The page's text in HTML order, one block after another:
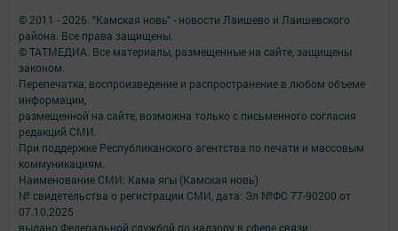
© 2011 - 2026. "Камская новь" - новости Лаишево и Лаишевского
района. Все права защищены.
© ТАТМЕДИА. Все материалы, размещенные на сайте, защищены
законом.
Перепечатка, воспроизведение и распространение в любом объеме
информации,
размещенной на сайте, возможна только с письменного согласия
редакций СМИ.
При поддержке Республиканского агентства по печати и массовым
коммуникациям.
Наименование СМИ: Кама ягы (Камская новь)
№ свидетельства о регистрации СМИ, дата: Эл №ФC 77-90200 от
07.10.2025
выдано Федеральной службой по надзору в сфере связи,